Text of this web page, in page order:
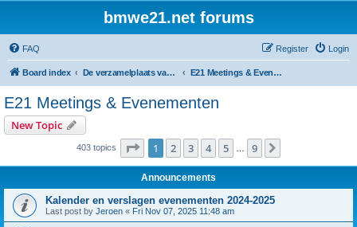
bmwe21.net forums
FAQ Login
Register
Board index De verzamelplaats van E21 fanaten der lage landen - Dutch forum E21 Meetings & Evenementen
E21 Meetings & Evenementen
New Topic
403 topics Page 1of 9
1 2 3 4 5 9
Announcements
Kalender en verslagen evenementen 2024-2025
Last post by Jeroen « Fri Nov 07, 2025 11:48 am